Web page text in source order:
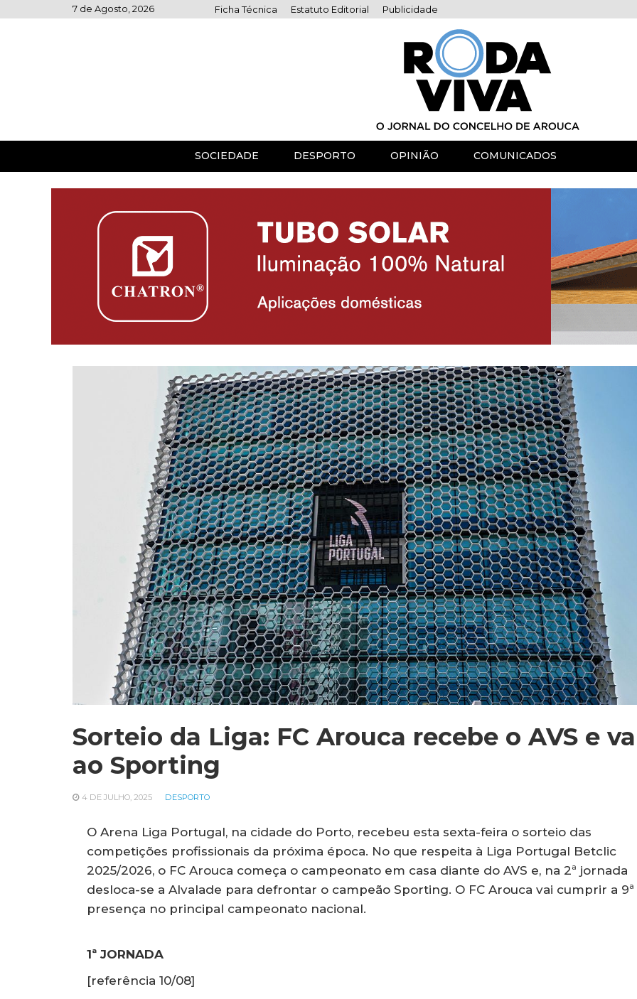
to
7 de Agosto, 2026 Ficha Técnica Estatuto Editorial Publicidade
SOCIEDADE DESPORTO OPINIÃO COMUNICADOS
Sorteio da Liga: FC Arouca recebe o AVS e
ao Sporting
4 DE JULHO, 2025 DESPORTO
O Arena Liga Portugal, na cidade do Porto, recebeu esta sexta-feira o sorteio das
competições profissionais da próxima época. No que respeita à Liga Portugal Betclic
2025/2026, o FC Arouca começa o campeonato em casa diante do AVS e, na 2ª jornada
desloca-se a Alvalade para defrontar o campeão Sporting. O FC Arouca vai cumprir a 9ª
presença no principal campeonato nacional.
1ª JORNADA
[referência 10/08]